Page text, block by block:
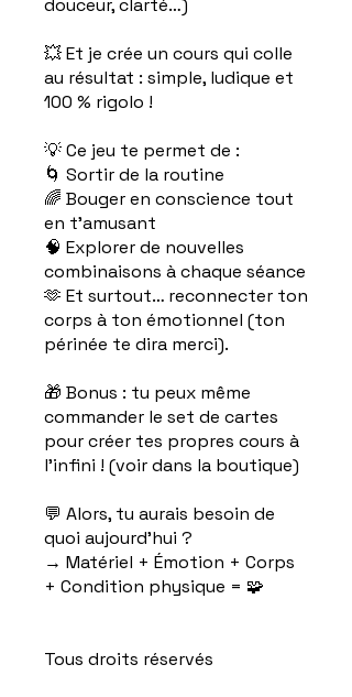
douceur, clarté…)
💥 Et je crée un cours qui colle
au résultat : simple, ludique et
100 % rigolo !
💡 Ce jeu te permet de :
🌀 Sortir de la routine
🌈 Bouger en conscience tout
en t’amusant
🧠 Explorer de nouvelles
combinaisons à chaque séance
🫶 Et surtout… reconnecter ton
corps à ton émotionnel (ton
périnée te dira merci).
🎁 Bonus : tu peux même
commander le set de cartes
pour créer tes propres cours à
l’infini ! (voir dans la boutique)
💬 Alors, tu aurais besoin de
quoi aujourd’hui ?
→ Matériel + Émotion + Corps
+ Condition physique = 🧩
Tous droits réservés